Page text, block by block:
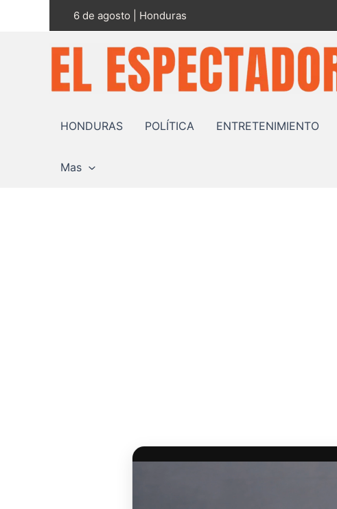
6 de agosto | Honduras
HONDURAS POLÍTICA ENTRETENIMIENTO
Mas